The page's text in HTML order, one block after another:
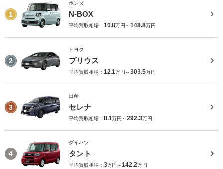
1
ホンダ
N-BOX
平均買取相場： 10.8万円～148.8万円
2
トヨタ
プリウス
平均買取相場： 12.1万円～303.5万円
3
日産
セレナ
平均買取相場： 8.1万円～292.3万円
4
ダイハツ
タント
平均買取相場： 3万円～142.2万円